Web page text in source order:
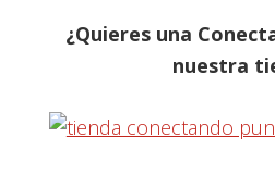
¿Quieres una
nuestra